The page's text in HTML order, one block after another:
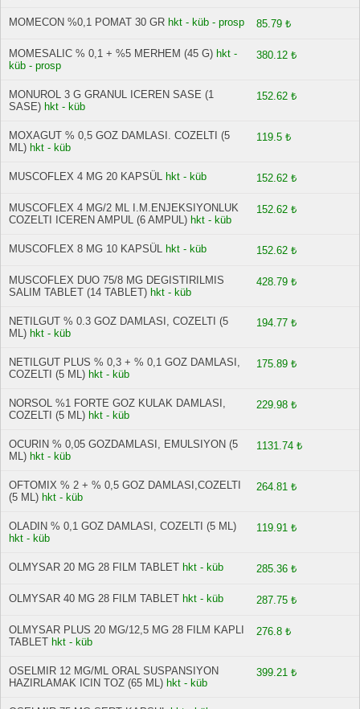
MOMECON %0,1 POMAT 30 GR hkt - küb - prosp 85.79 ₺
MOMESALIC % 0,1 + %5 MERHEM (45 G) hkt -
küb - prosp
380.12 ₺
MONUROL 3 G GRANUL ICEREN SASE (1
SASE) hkt - küb
152.62 ₺
MOXAGUT % 0,5 GOZ DAMLASI. COZELTI (5
ML) hkt - küb
119.5 ₺
MUSCOFLEX 4 MG 20 KAPSÜL hkt - küb 152.62 ₺
MUSCOFLEX 4 MG/2 ML I.M.ENJEKSIYONLUK
COZELTI ICEREN AMPUL (6 AMPUL) hkt - küb
152.62 ₺
MUSCOFLEX 8 MG 10 KAPSÜL hkt - küb 152.62 ₺
MUSCOFLEX DUO 75/8 MG DEGISTIRILMIS
SALIM TABLET (14 TABLET) hkt - küb
428.79 ₺
NETILGUT % 0.3 GOZ DAMLASI, COZELTI (5
ML) hkt - küb
194.77 ₺
NETILGUT PLUS % 0,3 + % 0,1 GOZ DAMLASI,
COZELTI (5 ML) hkt - küb
175.89 ₺
NORSOL %1 FORTE GOZ KULAK DAMLASI,
COZELTI (5 ML) hkt - küb
229.98 ₺
OCURIN % 0,05 GOZDAMLASI, EMULSIYON (5
ML) hkt - küb
1131.74 ₺
OFTOMIX % 2 + % 0,5 GOZ DAMLASI,COZELTI
(5 ML) hkt - küb
264.81 ₺
OLADIN % 0,1 GOZ DAMLASI, COZELTI (5 ML)
hkt - küb
119.91 ₺
OLMYSAR 20 MG 28 FILM TABLET hkt - küb 285.36 ₺
OLMYSAR 40 MG 28 FILM TABLET hkt - küb 287.75 ₺
OLMYSAR PLUS 20 MG/12,5 MG 28 FILM KAPLI
TABLET hkt - küb
276.8 ₺
OSELMIR 12 MG/ML ORAL SUSPANSIYON
HAZIRLAMAK ICIN TOZ (65 ML) hkt - küb
399.21 ₺